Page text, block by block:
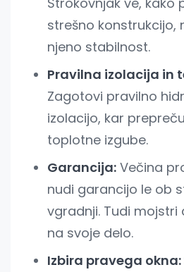
strešno konstrukcijo,
njeno stabilnost.
Pravilna izolacija in
Zagotovi pravilno
izolacijo, kar
toplotne izgube.
Garancija: Večina
nudi garancijo le ob
vgradnji. Tudi
na svoje delo.
Izbira pravega okna: